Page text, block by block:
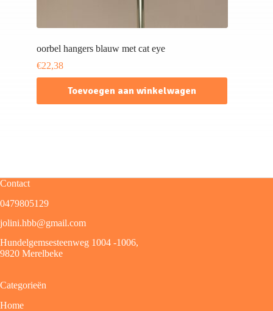
oorbel hangers blauw met cat eye
€22,38
Toevoegen aan winkelwagen
Contact
0479805129
jolini.hbb@gmail.com
Hundelgemsesteenweg 1004 -1006,
9820 Merelbeke
Categorieën
Home